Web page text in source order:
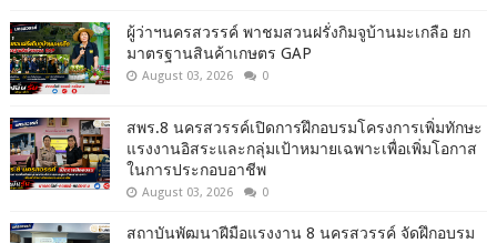
ผู้ว่าฯนครสวรรค์ พาชมสวนฝรั่งกิมจูบ้านมะเกลือ ยก
มาตรฐานสินค้าเกษตร GAP
August 03, 2026 0
สพร.8 นครสวรรค์เปิดการฝึกอบรมโครงการเพิ่มทักษะ
แรงงานอิสระและกลุ่มเป้าหมายเฉพาะเพื่อเพิ่มโอกาส
ในการประกอบอาชีพ
August 03, 2026 0
สถาบันพัฒนาฝีมือแรงงาน 8 นครสวรรค์ จัดฝึกอบรม